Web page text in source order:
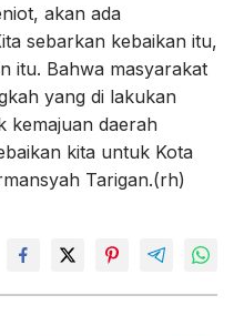
akan ada
sebarkan kebaikan itu,
itu. Bahwa masyarakat
yang di lakukan
kemajuan daerah
kita untuk Kota
Tarigan.(rh)